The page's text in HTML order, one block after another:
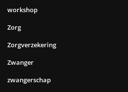
workshop
Zorg
Zorgverzekering
Zwanger
zwangerschap